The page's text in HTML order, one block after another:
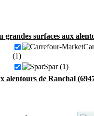
grandes surfaces aux
(1)
Spar (1)
alentours de Ranchal